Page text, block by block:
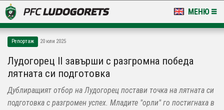
МЕНЮ
LUDOGORETS TV
НА ТЕРЕНА
СТАДИОН & БАЗИ
Репортаж 20 юли 2025
Лудогорец II завърши с разгромна победа
лятната си подготовка
Дублиращият отбор на Лудогорец постави точка на лятната си
подготовка с разгромен успех. Младите "орли" го постигнаха в